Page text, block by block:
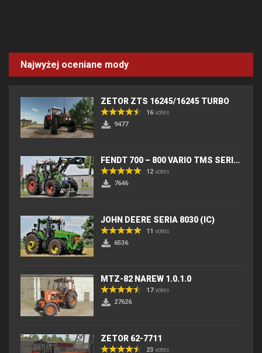
Najwyżej oceniane mody
ZETOR ZTS 16245/16245 TURBO
16votes
9477
FENDT 700 – 800 VARIO TMS SERIES (IC) V2
12 votes
7646
JOHN DEERE SERIA 8030 (IC)
11 votes
6536
MTZ-82 NAREW 1.0.1.0
17votes
27626
ZETOR 62-7711
23 votes